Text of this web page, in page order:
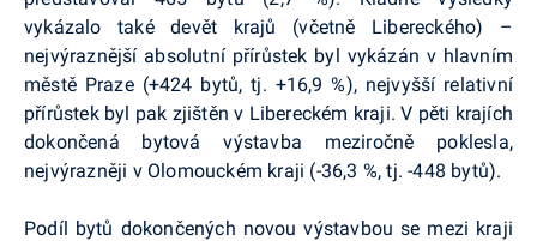
vykázalo také devět krajů (včetně Libereckého) –
nejvýraznější absolutní přírůstek byl vykázán v hlavním
městě Praze (+424 bytů, tj. +16,9 %), nejvyšší relativní
přírůstek byl pak zjištěn v Libereckém kraji. V pěti krajích
dokončená bytová výstavba meziročně poklesla,
nejvýrazněji v Olomouckém kraji (-36,3 %, tj. -448 bytů).
Podíl bytů dokončených novou výstavbou se mezi kraji